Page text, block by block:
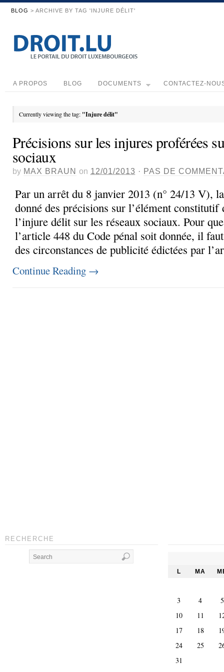
BLOG > ARCHIVE BY TAG 'INJURE DÉLIT'
A PROPOS BLOG DOCUMENTS CONTACTEZ-
Currently viewing the tag: "Injure délit"
Précisions sur les injures proférées
sociaux
by MAX BRAUN on 12/01/2013 · PAS DE
Par un arrêt du 8 janvier 2013 (n° 24/13 V),
donné des précisions sur l’élément
l’injure délit sur les réseaux sociaux. Pour
l’article 448 du Code pénal soit donnée, il
des circonstances de publicité édictées par
Continue Reading →
RECHERCHE
L MA
3 4
5
10
11
17
18
24
25
31